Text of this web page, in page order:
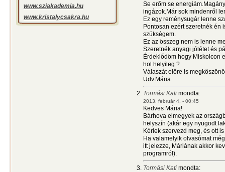
www.sziakademia.hu
www.kristalycsakra.hu
Se erőm se
ingázok.Már sok mindenről
Ez egy reménysugár lenne
Pontosan ezért szeretnék én
szükségem.
Ez az összeg nem is lenne
Szeretnék anyagi jólétet és
Érdeklődöm hogy Miskolcon
hol helyileg ?
Válaszát előre is
Üdv.Mária
Tormási Kati mondta:
2013. február 4. - 00:45
Kedves Mária!
Bárhova elmegyek az
helyszín (akár egy nyugodt
Kérlek szervezd meg, és ott
Ha valamelyik olvasómat
itt jelezze, Máriának akkor
programról).
Tormási Kati mondta: